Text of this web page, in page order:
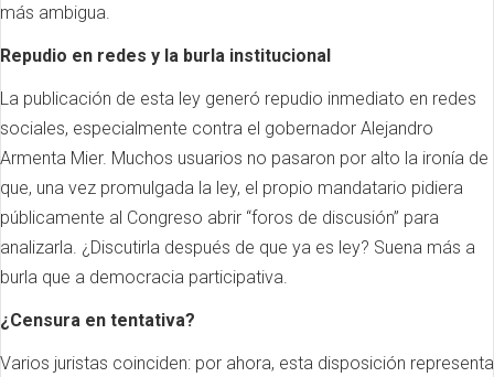
más ambigua.
Repudio en redes y la burla institucional
La publicación de esta ley generó repudio inmediato en redes
sociales, especialmente contra el gobernador Alejandro
Armenta Mier. Muchos usuarios no pasaron por alto la ironía de
que, una vez promulgada la ley, el propio mandatario pidiera
públicamente al Congreso abrir “foros de discusión” para
analizarla. ¿Discutirla después de que ya es ley? Suena más a
burla que a democracia participativa.
¿Censura en tentativa?
Varios juristas coinciden: por ahora, esta disposición representa